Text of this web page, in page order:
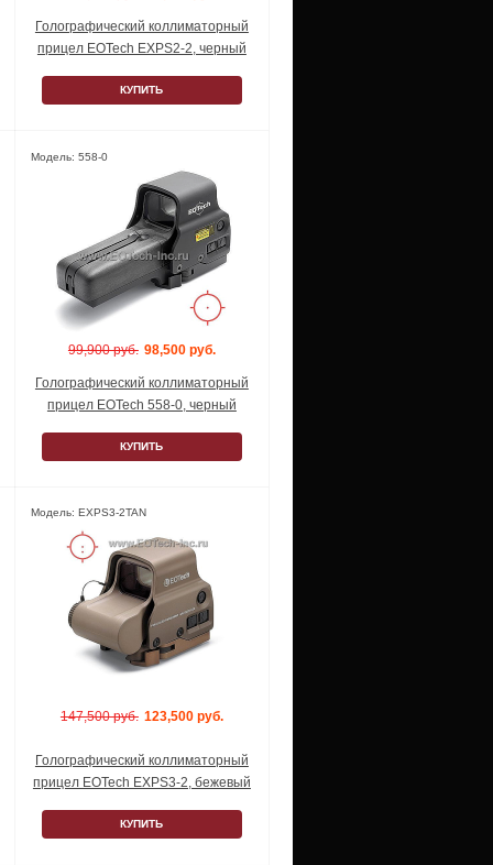
Голографический коллиматорный
прицел EOTech EXPS2-2, черный
КУПИТЬ
Модель: 558-0
99,900 руб. 98,500 руб.
Голографический коллиматорный
прицел EOTech 558-0, черный
КУПИТЬ
Модель: EXPS3-2TAN
147,500 руб. 123,500 руб.
Голографический коллиматорный
прицел EOTech EXPS3-2, бежевый
КУПИТЬ